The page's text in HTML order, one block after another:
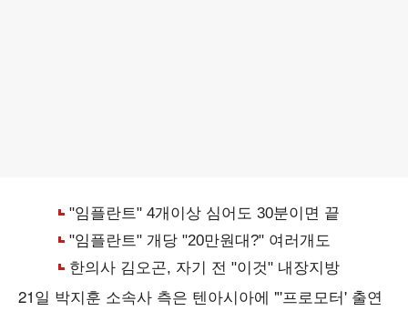
21일 박지훈 소속사 측은 텐아시아에 "'프로모터' 출연